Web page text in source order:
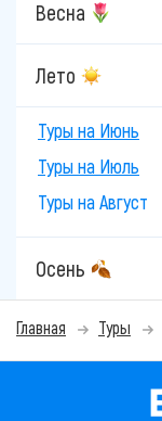
Весна
Лето
Туры на Июнь
Туры на Июль
Туры на Август
Осень
Главная Туры